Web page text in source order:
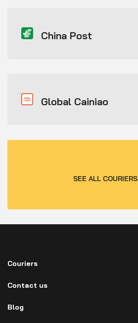
China Post
Global Cainiao
SEE ALL COURIERS
Couriers
Contact us
Blog